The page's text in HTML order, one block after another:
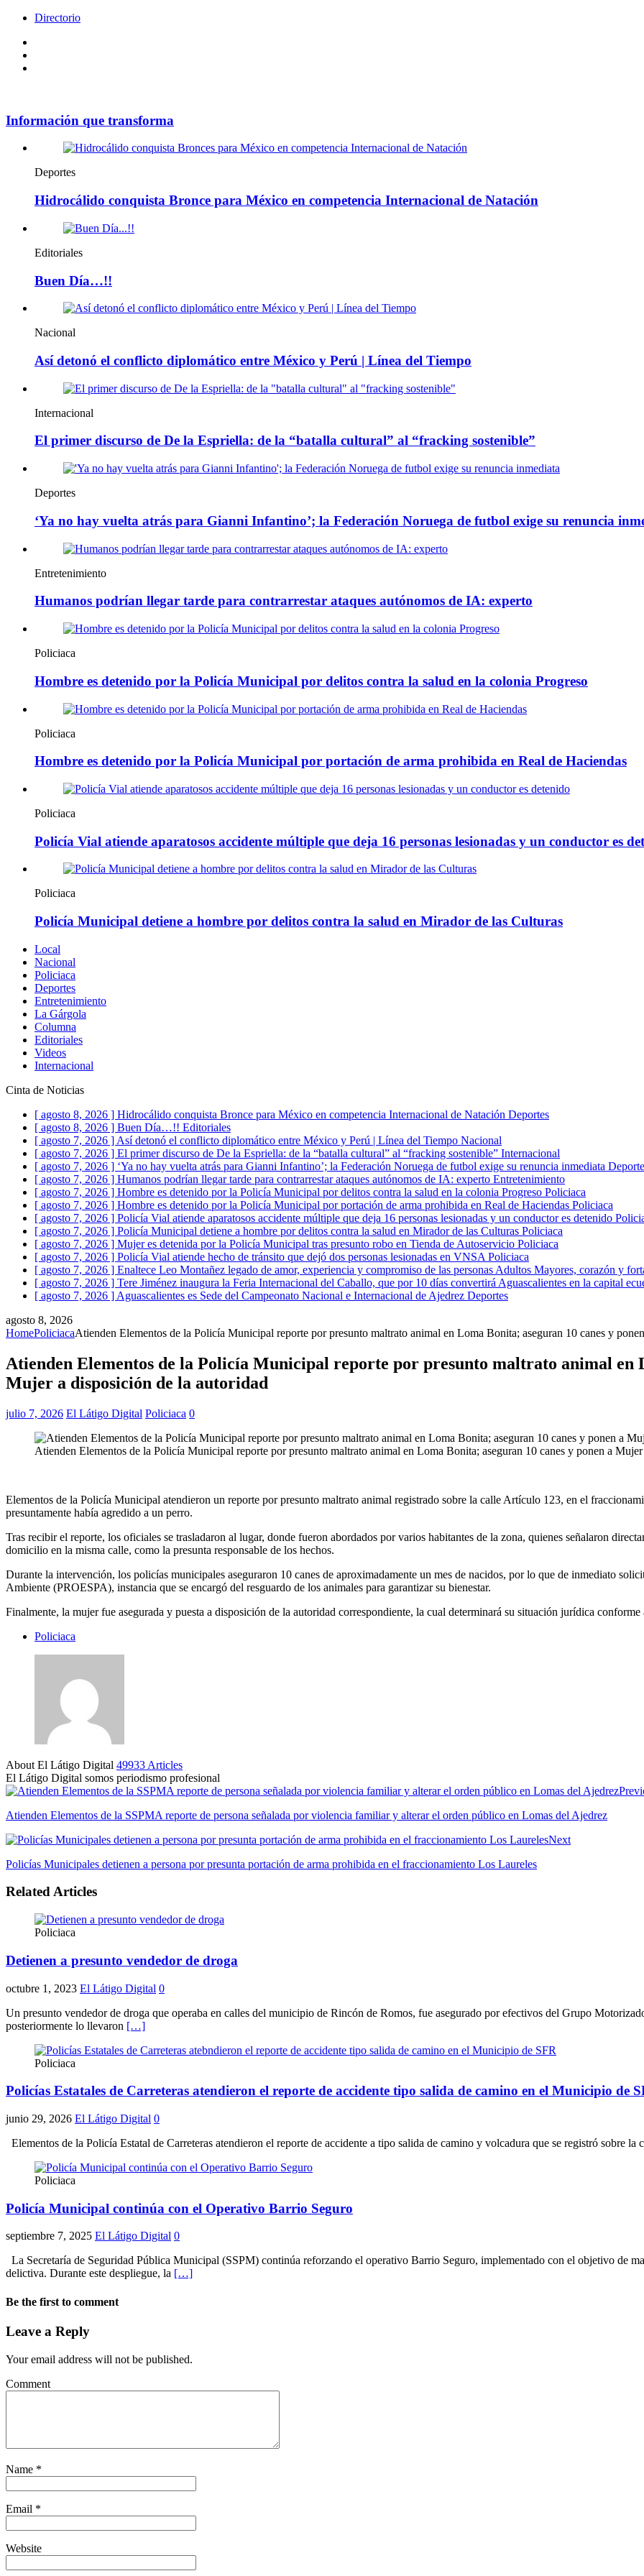
Directorio
Información que transforma
Deportes
Hidrocálido conquista Bronce para México en competencia Internacional de Natación
Editoriales
Buen Día…!!
Nacional
Así detonó el conflicto diplomático entre México y Perú | Línea del Tiempo
Internacional
El primer discurso de De la Espriella: de la “batalla cultural” al “fracking sostenible”
Deportes
‘Ya no hay vuelta atrás para Gianni Infantino’; la Federación Noruega de futbol exige su renuncia
Entretenimiento
Humanos podrían llegar tarde para contrarrestar ataques autónomos de IA: experto
Policiaca
Hombre es detenido por la Policía Municipal por delitos contra la salud en la colonia Progreso
Policiaca
Hombre es detenido por la Policía Municipal por portación de arma prohibida en Real de Haciendas
Policiaca
Policía Vial atiende aparatosos accidente múltiple que deja 16 personas lesionadas y un conductor es
Policiaca
Policía Municipal detiene a hombre por delitos contra la salud en Mirador de las Culturas
Local
Nacional
Policiaca
Deportes
Entretenimiento
La Gárgola
Columna
Editoriales
Videos
Internacional
Cinta de Noticias
[ agosto 8, 2026 ] Hidrocálido conquista Bronce para México en competencia Internacional de Natación Deportes
[ agosto 8, 2026 ] Buen Día…!! Editoriales
[ agosto 7, 2026 ] Así detonó el conflicto diplomático entre México y Perú | Línea del Tiempo Nacional
[ agosto 7, 2026 ] El primer discurso de De la Espriella: de la “batalla cultural” al “fracking sostenible” Internacional
[ agosto 7, 2026 ] ‘Ya no hay vuelta atrás para Gianni Infantino’; la Federación Noruega de futbol exige su renuncia inmediata
[ agosto 7, 2026 ] Humanos podrían llegar tarde para contrarrestar ataques autónomos de IA: experto Entretenimiento
[ agosto 7, 2026 ] Hombre es detenido por la Policía Municipal por delitos contra la salud en la colonia Progreso Policiaca
[ agosto 7, 2026 ] Hombre es detenido por la Policía Municipal por portación de arma prohibida en Real de Haciendas Policiaca
[ agosto 7, 2026 ] Policía Vial atiende aparatosos accidente múltiple que deja 16 personas lesionadas y un conductor es detenido
[ agosto 7, 2026 ] Policía Municipal detiene a hombre por delitos contra la salud en Mirador de las Culturas Policiaca
[ agosto 7, 2026 ] Mujer es detenida por la Policía Municipal tras presunto robo en Tienda de Autoservicio Policiaca
[ agosto 7, 2026 ] Policía Vial atiende hecho de tránsito que dejó dos personas lesionadas en VNSA Policiaca
[ agosto 7, 2026 ] Enaltece Leo Montañez legado de amor, experiencia y compromiso de las personas Adultos Mayores, corazón y
[ agosto 7, 2026 ] Tere Jiménez inaugura la Feria Internacional del Caballo, que por 10 días convertirá Aguascalientes en la capital
[ agosto 7, 2026 ] Aguascalientes es Sede del Campeonato Nacional e Internacional de Ajedrez Deportes
agosto 8, 2026
HomePoliciacaAtienden Elementos de la Policía Municipal reporte por presunto maltrato animal en Loma Bonita; aseguran 10 canes y
Atienden Elementos de la Policía Municipal reporte por presunto maltrato animal en
Mujer a disposición de la autoridad
julio 7, 2026 El Látigo Digital Policiaca 0
Atienden Elementos de la Policía Municipal reporte por presunto maltrato animal en Loma Bonita; aseguran 10 canes y ponen a
Elementos de la Policía Municipal atendieron un reporte por presunto maltrato animal registrado sobre la calle Artículo 123, en el
presuntamente había agredido a un perro.
Tras recibir el reporte, los oficiales se trasladaron al lugar, donde fueron abordados por varios habitantes de la zona, quienes señalaron
domicilio en la misma calle, como la presunta responsable de los hechos.
Durante la intervención, los policías municipales aseguraron 10 canes de aproximadamente un mes de nacidos, por lo que de inmediato
Ambiente (PROESPA), instancia que se encargó del resguardo de los animales para garantizar su bienestar.
Finalmente, la mujer fue asegurada y puesta a disposición de la autoridad correspondiente, la cual determinará su situación jurídica conforme
Policiaca
About El Látigo Digital 49933 Articles
El Látigo Digital somos periodismo profesional
Website
Facebook
Atienden Elementos de la SSPMA reporte de persona señalada por violencia familiar y alterar el orden público en Lomas del Ajedrez
Next
Policías Municipales detienen a persona por presunta portación de arma prohibida en el fraccionamiento Los Laureles
Related Articles
Policiaca
Detienen a presunto vendedor de droga
octubre 1, 2023 El Látigo Digital 0
Un presunto vendedor de droga que operaba en calles del municipio de Rincón de Romos, fue asegurado por efectivos del Grupo
posteriormente lo llevaron […]
Policiaca
Policías Estatales de Carreteras atendieron el reporte de accidente tipo salida de camino en el Municipio de
junio 29, 2026 El Látigo Digital 0
Elementos de la Policía Estatal de Carreteras atendieron el reporte de accidente a tipo salida de camino y volcadura que se registró sobre
Policiaca
Policía Municipal continúa con el Operativo Barrio Seguro
septiembre 7, 2025 El Látigo Digital 0
La Secretaría de Seguridad Pública Municipal (SSPM) continúa reforzando el operativo Barrio Seguro, implementado con el objetivo de
delictiva. Durante este despliegue, la […]
Be the first to comment
Leave a Reply
Your email address will not be published.
Comment
Name *
Email *
Website